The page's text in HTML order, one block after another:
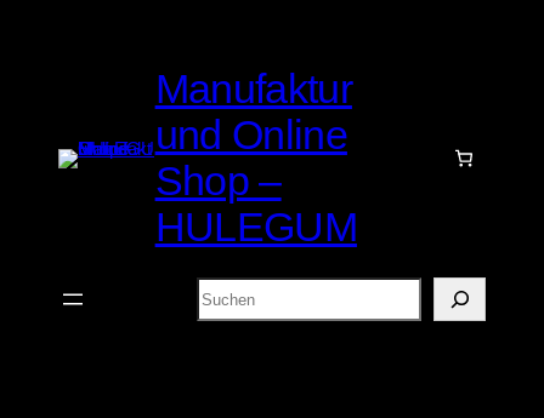
Manufaktur
und Online
Shop –
HULEGUM
Suchen